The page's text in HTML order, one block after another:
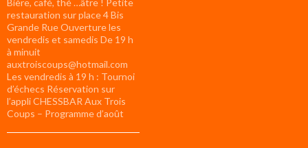
restauration sur place 4 Bis
Grande Rue Ouverture les
vendredis et samedis De 19 h
à minuit
auxtroiscoups@hotmail.com
Les vendredis à 19 h : Tournoi
d’échecs Réservation sur
l’appli CHESSBAR Aux Trois
Coups – Programme d’août